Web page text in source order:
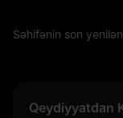
Səhifənin son
Qeydiyyatdan